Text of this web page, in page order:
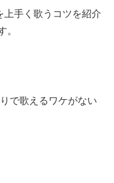
上手く歌うコツを紹介
。